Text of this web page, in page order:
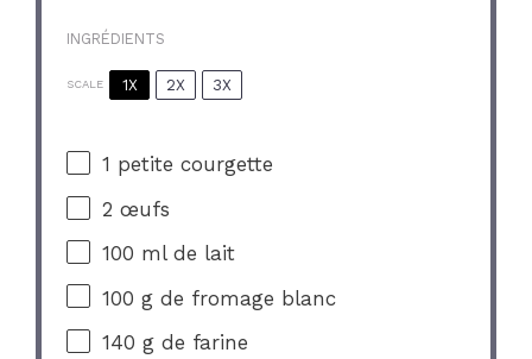
INGRÉDIENTS
SCALE 1X 2X 3X
1 petite courgette
2 œufs
100 ml de lait
100 g de fromage blanc
140 g de farine